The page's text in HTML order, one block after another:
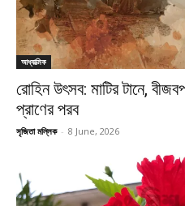
আধ্যাত্মিক
রোহিন উৎসব: মাটির টানে,
প্রাণের পরব
সৃজিতা মল্লিক - 8 June, 2026